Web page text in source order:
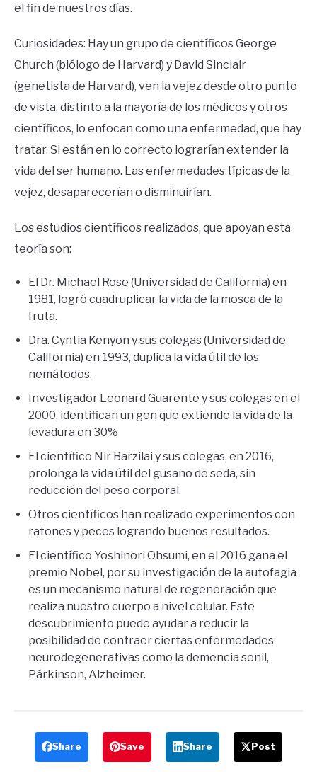
el fin de nuestros días.
Curiosidades: Hay un grupo de científicos George
Church (biólogo de Harvard) y David Sinclair
(genetista de Harvard), ven la vejez desde otro punto
de vista, distinto a la mayoría de los médicos y otros
científicos, lo enfocan como una enfermedad, que hay
tratar. Si están en lo correcto lograrían extender la
vida del ser humano. Las enfermedades típicas de la
vejez, desaparecerían o disminuirían.
Los estudios científicos realizados, que apoyan esta
teoría son:
El Dr. Michael Rose (Universidad de California) en
1981, logró cuadruplicar la vida de la mosca de la
fruta.
Dra. Cyntia Kenyon y sus colegas (Universidad de
California) en 1993, duplica la vida útil de los
nemátodos.
Investigador Leonard Guarente y sus colegas en el
2000, identifican un gen que extiende la vida de la
levadura en 30%
El científico Nir Barzilai y sus colegas, en 2016,
prolonga la vida útil del gusano de seda, sin
reducción del peso corporal.
Otros científicos han realizado experimentos con
ratones y peces logrando buenos resultados.
El científico Yoshinori Ohsumi, en el 2016 gana el
premio Nobel, por su investigación de la autofagia
es un mecanismo natural de regeneración que
realiza nuestro cuerpo a nivel celular. Este
descubrimiento puede ayudar a reducir la
posibilidad de contraer ciertas enfermedades
neurodegenerativas como la demencia senil,
Párkinson, Alzheimer.
Share Save Share Post